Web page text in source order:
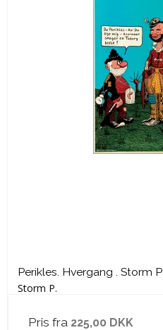
Perikles. Hvergang . Storm P
Storm P.
Pris fra 225,00 DKK